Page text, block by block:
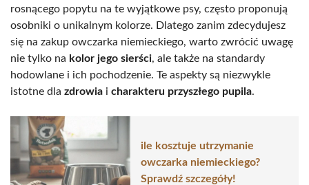
rosnącego popytu na te wyjątkowe psy, często proponują
osobniki o unikalnym kolorze. Dlatego zanim zdecydujesz
się na zakup owczarka niemieckiego, warto zwrócić uwagę
nie tylko na kolor jego sierści, ale także na standardy
hodowlane i ich pochodzenie. Te aspekty są niezwykle
istotne dla zdrowia i charakteru przyszłego pupila.
ile kosztuje utrzymanie
owczarka niemieckiego?
Sprawdź szczegóły!